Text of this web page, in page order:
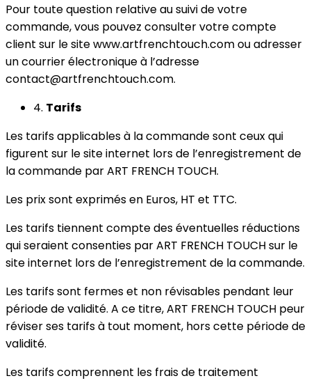
Pour toute question relative au suivi de votre
commande, vous pouvez consulter votre compte
client sur le site www.artfrenchtouch.com ou adresser
un courrier électronique à l’adresse
contact@artfrenchtouch.com.
4. Tarifs
Les tarifs applicables à la commande sont ceux qui
figurent sur le site internet lors de l’enregistrement de
la commande par ART FRENCH TOUCH.
Les prix sont exprimés en Euros, HT et TTC.
Les tarifs tiennent compte des éventuelles réductions
qui seraient consenties par ART FRENCH TOUCH sur le
site internet lors de l’enregistrement de la commande.
Les tarifs sont fermes et non révisables pendant leur
période de validité. A ce titre, ART FRENCH TOUCH peur
réviser ses tarifs à tout moment, hors cette période de
validité.
Les tarifs comprennent les frais de traitement